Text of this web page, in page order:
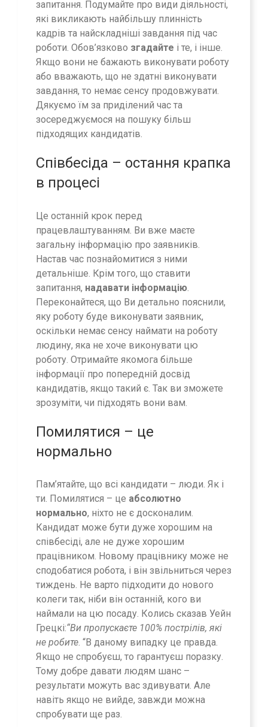
запитання. Подумайте про види діяльності,
які викликають найбільшу плинність
кадрів та найскладніші завдання під час
роботи. Обов’язково згадайте і те, і інше.
Якщо вони не бажають виконувати роботу
або вважають, що не здатні виконувати
завдання, то немає сенсу продовжувати.
Дякуємо їм за приділений час та
зосереджуємося на пошуку більш
підходящих кандидатів.
Співбесіда – остання крапка
в процесі
Це останній крок перед
працевлаштуванням. Ви вже маєте
загальну інформацію про заявників.
Настав час познайомитися з ними
детальніше. Крім того, що ставити
запитання, надавати інформацію
Переконайтеся, що Ви детально пояснили,
яку роботу буде виконувати заявник,
оскільки немає сенсу наймати на роботу
людину, яка не хоче виконувати цю
роботу. Отримайте якомога більше
інформації про попередній досвід
кандидатів, якщо такий є. Так ви зможете
зрозуміти, чи підходять вони вам.
Помилятися – це
нормально
Пам’ятайте, що всі кандидати – люди. Як і
ти. Помилятися – це абсолютно
нормально, ніхто не є досконалим.
Кандидат може бути дуже хорошим на
співбесіді, але не дуже хорошим
працівником. Новому працівнику може не
сподобатися робота, і він звільниться через
тиждень. Не варто підходити до нового
колеги так, ніби він останній, кого ви
наймали на цю посаду. Колись сказав Уейн
Грецкі:“Ви пропускаєте 100% пострілів, які
не робите. “В даному випадку це правда.
Якщо не спробуєш, то гарантуєш поразку.
Тому добре давати людям шанс –
результати можуть вас здивувати. Але
навіть якщо не вийде, завжди можна
спробувати ще раз.